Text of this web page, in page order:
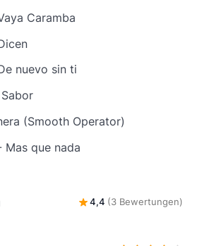
Caramba
nuevo sin ti
(Smooth Operator)
Mas que nada
4,4 (3 Bewertungen)